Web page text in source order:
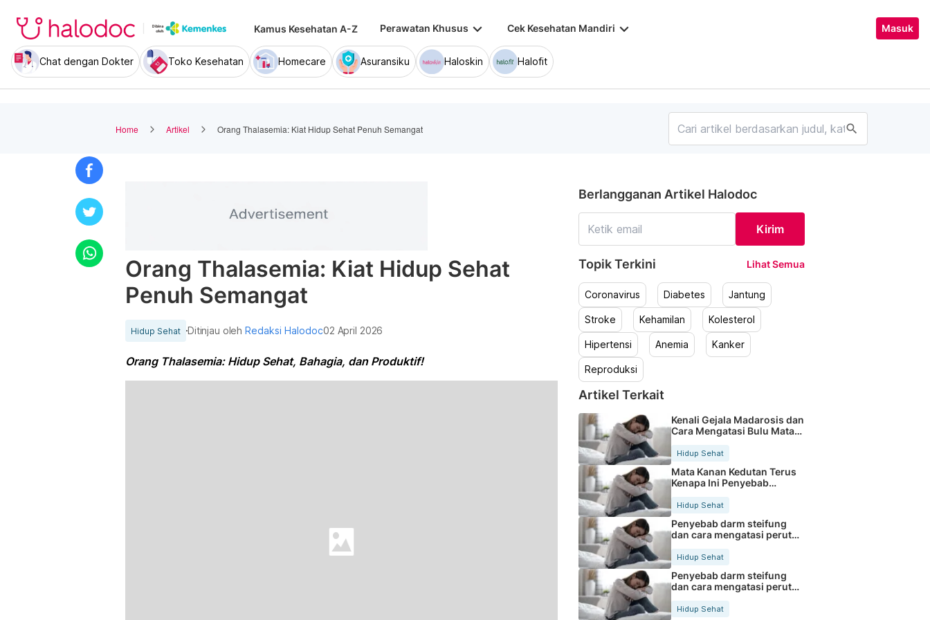
Kamus Kesehatan A-Z Perawatan Khusus keyboard_arrow_down Cek Kesehatan Mandiri keyboard_arrow_down Masuk
Chat dengan Dokter Toko Kesehatan Homecare Asuransiku Haloskin Halofit
Home Artikel Orang Thalasemia: Kiat Hidup Sehat Penuh Semangat search
Orang Thalasemia: Kiat Hidup Sehat
Penuh Semangat
Hidup Sehat Ditinjau olehRedaksi Halodoc02 April 2026
Orang Thalasemia: Hidup Sehat, Bahagia, dan Produktif!
Berlangganan Artikel Halodoc
Kirim
Topik Terkini Lihat Semua
Coronavirus Diabetes Jantung
Stroke Kehamilan Kolesterol
Hipertensi Anemia Kanker
Reproduksi
Artikel Terkait
Kenali Gejala Madarosis dan
Cara Mengatasi Bulu Mata
Hidup Sehat
Mata Kanan Kedutan Terus
Kenapa Ini Penyebab
Hidup Sehat
Penyebab darm steifung
dan cara mengatasi perut
Hidup Sehat
Penyebab darm steifung
dan cara mengatasi perut
Hidup Sehat